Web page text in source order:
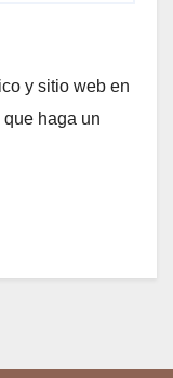
y sitio web en
haga un